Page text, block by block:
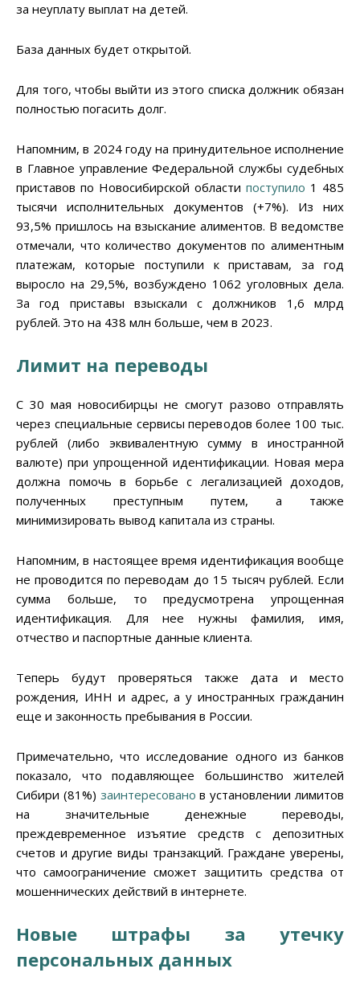
за неуплату выплат на детей.
База данных будет открытой.
Для того, чтобы выйти из этого списка должник обязан
полностью погасить долг.
Напомним, в 2024 году на принудительное исполнение
в Главное управление Федеральной службы судебных
приставов по Новосибирской области поступило 1 485
тысячи исполнительных документов (+7%). Из них
93,5% пришлось на взыскание алиментов. В ведомстве
отмечали, что количество документов по алиментным
платежам, которые поступили к приставам, за год
выросло на 29,5%, возбуждено 1062 уголовных дела.
За год приставы взыскали с должников 1,6 млрд
рублей. Это на 438 млн больше, чем в 2023.
Лимит на переводы
С 30 мая новосибирцы не смогут разово отправлять
через специальные сервисы переводов более 100 тыс.
рублей (либо эквивалентную сумму в иностранной
валюте) при упрощенной идентификации. Новая мера
должна помочь в борьбе с легализацией доходов,
полученных преступным путем, а также
минимизировать вывод капитала из страны.
Напомним, в настоящее время идентификация вообще
не проводится по переводам до 15 тысяч рублей. Если
сумма больше, то предусмотрена упрощенная
идентификация. Для нее нужны фамилия, имя,
отчество и паспортные данные клиента.
Теперь будут проверяться также дата и место
рождения, ИНН и адрес, а у иностранных гражданин
еще и законность пребывания в России.
Примечательно, что исследование одного из банков
показало, что подавляющее большинство жителей
Сибири (81%) заинтересовано в установлении лимитов
на значительные денежные переводы,
преждевременное изъятие средств с депозитных
счетов и другие виды транзакций. Граждане уверены,
что самоограничение сможет защитить средства от
мошеннических действий в интернете.
Новые штрафы за утечку
персональных данных